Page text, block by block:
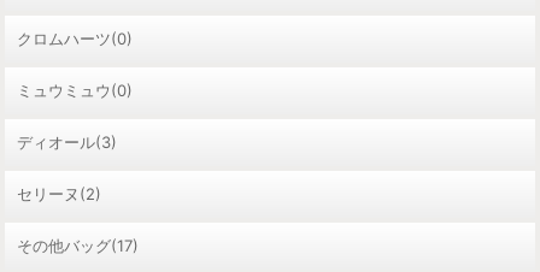
クロムハーツ(0)
ミュウミュウ(0)
ディオール(3)
セリーヌ(2)
その他バッグ(17)